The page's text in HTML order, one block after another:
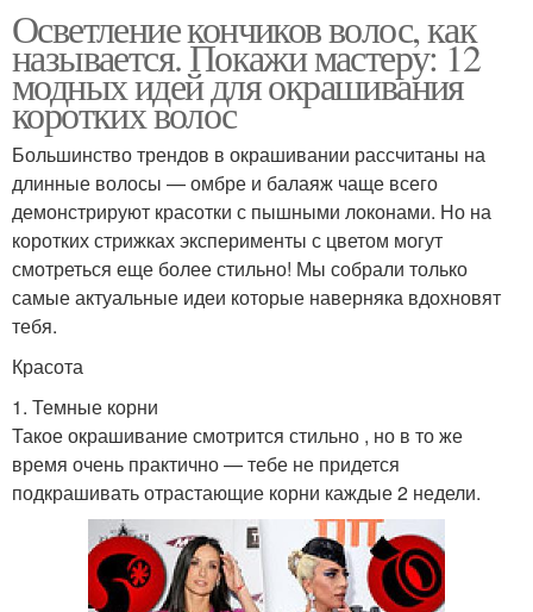
Осветление кончиков волос, как
называется. Покажи мастеру: 12
модных идей для окрашивания
коротких волос
Большинство трендов в окрашивании рассчитаны на
длинные волосы — омбре и балаяж чаще всего
демонстрируют красотки с пышными локонами. Но на
коротких стрижках эксперименты с цветом могут
смотреться еще более стильно! Мы собрали только
самые актуальные идеи которые наверняка вдохновят
тебя.
Красота
1. Темные корни
Такое окрашивание смотрится стильно , но в то же
время очень практично — тебе не придется
подкрашивать отрастающие корни каждые 2 недели.